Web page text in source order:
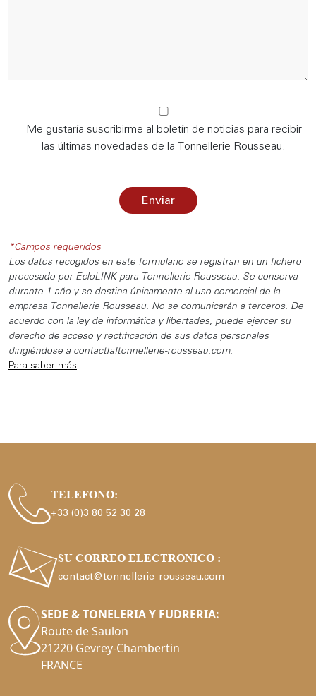
Me gustaría suscribirme al boletín de noticias para recibir
las últimas novedades de la Tonnellerie Rousseau.
*Campos requeridos
Los datos recogidos en este formulario se registran en un fichero
procesado por EcloLINK para Tonnellerie Rousseau. Se conserva
durante 1 año y se destina únicamente al uso comercial de la
empresa Tonnellerie Rousseau. No se comunicarán a terceros. De
acuerdo con la ley de informática y libertades, puede ejercer su
derecho de acceso y rectificación de sus datos personales
dirigiéndose a contact[a]tonnellerie-rousseau.com.
Para saber más
TELEFONO:
+33 (0)3 80 52 30 28
SU CORREO ELECTRONICO :
contact@tonnellerie-rousseau.com
SEDE & TONELERIA Y FUDRERIA:
Route de Saulon
21220 Gevrey-Chambertin
FRANCE